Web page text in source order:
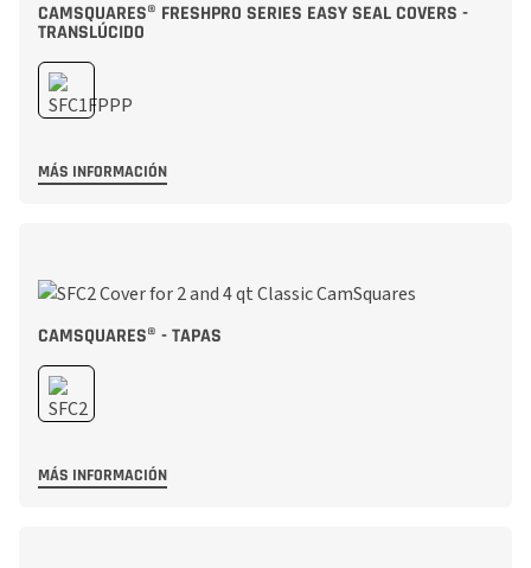
CAMSQUARES® FRESHPRO SERIES EASY SEAL COVERS -
TRANSLÚCIDO
MÁS INFORMACIÓN
CAMSQUARES® - TAPAS
MÁS INFORMACIÓN